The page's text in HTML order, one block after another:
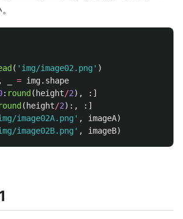
( ' img/image02.png ' )
, = img. shape
: round ( height/2),
:]
( height/2):,
:]
image02A.png ' , imageA)
image02B.png ' , imageB)